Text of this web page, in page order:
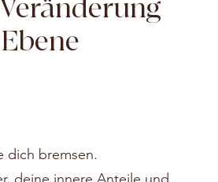
dich bremsen.